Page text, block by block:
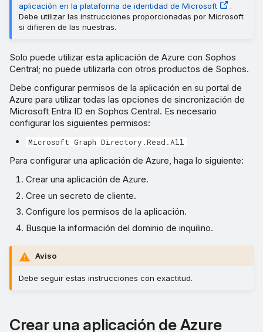
aplicación en la plataforma de identidad de Microsoft
.
Debe utilizar las instrucciones proporcionadas por Microsoft
si difieren de las nuestras.
Solo puede utilizar esta aplicación de Azure con Sophos
Central; no puede utilizarla con otros productos de Sophos.
Debe configurar permisos de la aplicación en su portal de
Azure para utilizar todas las opciones de sincronización de
Microsoft Entra ID en Sophos Central. Es necesario
configurar los siguientes permisos:
Microsoft Graph Directory.Read.All
Para configurar una aplicación de Azure, haga lo siguiente:
Crear una aplicación de Azure.
Cree un secreto de cliente.
Configure los permisos de la aplicación.
Busque la información del dominio de inquilino.
Aviso
Debe seguir estas instrucciones con exactitud.
Crear una aplicación de Azure